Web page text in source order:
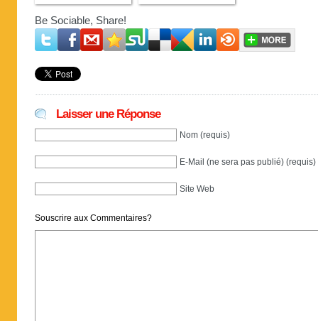
Be Sociable, Share!
Laisser une Réponse
Nom (requis)
E-Mail (ne sera pas publié) (requis)
Site Web
Souscrire aux Commentaires?